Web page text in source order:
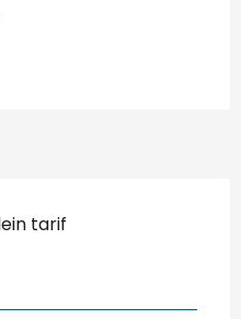
tarif